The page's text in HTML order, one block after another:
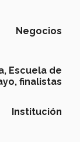
Negocios
Escuela de
finalistas
Institución